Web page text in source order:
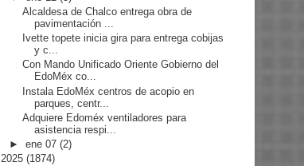
Alcaldesa de Chalco entrega obra de
pavimentación ...
Ivette topete inicia gira para entrega cobijas
y c...
Con Mando Unificado Oriente Gobierno del
EdoMéx co...
Instala EdoMéx centros de acopio en
parques, centr...
Adquiere Edoméx ventiladores para
asistencia respi...
►ene 07(2)
2025 (1874)